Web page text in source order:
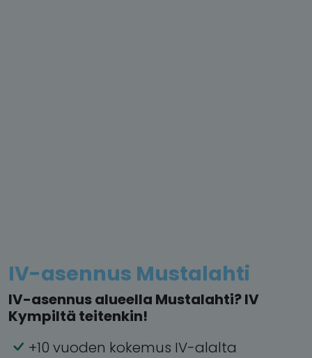
IV-asennus Mustalahti
IV-asennus alueella Mustalahti? IV
Kympiltä teitenkin!
+10 vuoden kokemus IV-alalta